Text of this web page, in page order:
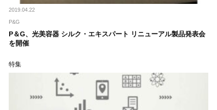
2019.04.22
P&G
P＆G、光美容器 シルク・エキスパート リニューアル製品発表会
を開催
特集